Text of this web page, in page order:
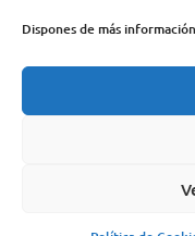
Dispones de más
COLEGIO
ACCESO